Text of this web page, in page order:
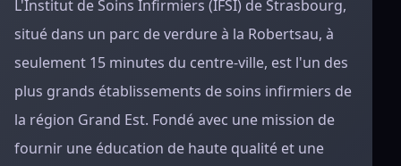
L'Institut de Soins Infirmiers (IFSI) de Strasbourg,
situé dans un parc de verdure à la Robertsau, à
seulement 15 minutes du centre-ville, est l'un des
plus grands établissements de soins infirmiers de
la région Grand Est. Fondé avec une mission de
fournir une éducation de haute qualité et une